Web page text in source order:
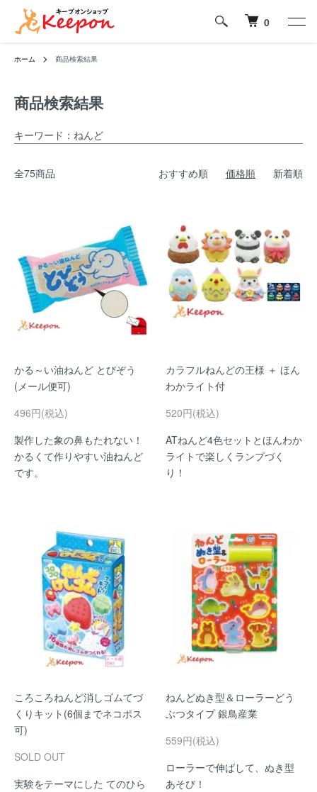
0
ホーム 商品検索結果
商品検索結果
キーワード：ねんど
全75商品 おすすめ順 価格順 新着順
かる～い油ねんど とびぞう
(メール便可)
496円(税込)
製作した象の鼻もたれない！
かるくて作りやすい油ねんど
です。
カラフルねんどの王様 ＋ ほん
わかライト付
520円(税込)
ATねんど4色セットとほんわか
ライトで楽しくランプづく
り！
ころころねんど消しゴムてづ
くりキット(6個までネコポス
可)
SOLD OUT
実験をテーマにした てのひら
ねんどぬき型＆ローラーどう
ぶつタイプ 銀鳥産業
559円(税込)
ローラーで伸ばして、ぬき型
あそび！